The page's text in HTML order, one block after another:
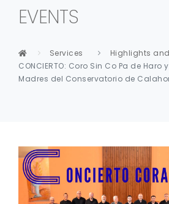
EVENTS
Services
Highlights
CONCIERTO: Coro Sin Co Pa de Haro
Madres del Conservatorio de